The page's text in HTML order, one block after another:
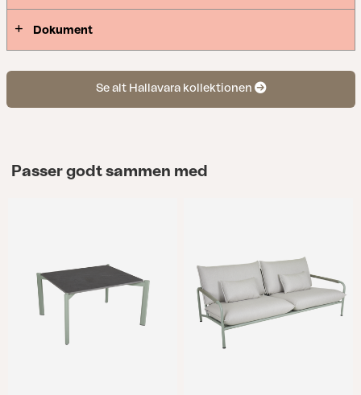
Dokument
Se alt Hallavara kollektionen
Passer godt sammen med